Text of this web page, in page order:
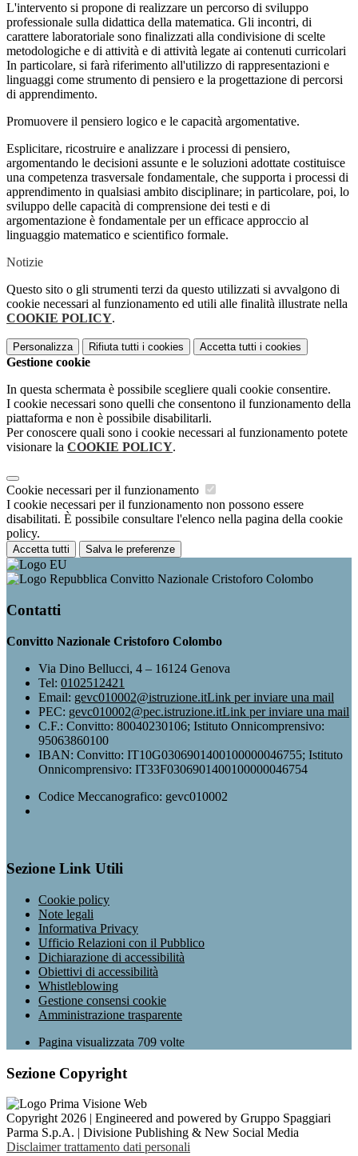
L'intervento si propone di realizzare un percorso di sviluppo
professionale sulla didattica della matematica. Gli incontri, di
carattere laboratoriale sono finalizzati alla condivisione di scelte
metodologiche e di attività e di attività legate ai contenuti curricolari
In particolare, si farà riferimento all'utilizzo di rappresentazioni e
linguaggi come strumento di pensiero e la progettazione di percorsi
di apprendimento.
Promuovere il pensiero logico e le capacità argomentative.
Esplicitare, ricostruire e analizzare i processi di pensiero,
argomentando le decisioni assunte e le soluzioni adottate costituisce
una competenza trasversale fondamentale, che supporta i processi di
apprendimento in qualsiasi ambito disciplinare; in particolare, poi, lo
sviluppo delle capacità di comprensione dei testi e di
argomentazione è fondamentale per un efficace approccio al
linguaggio matematico e scientifico formale.
Notizie
Questo sito o gli strumenti terzi da questo utilizzati si avvalgono di
cookie necessari al funzionamento ed utili alle finalità illustrate nella
COOKIE POLICY.
Personalizza Rifiuta tutti i cookies Accetta tutti i cookies
Gestione cookie
In questa schermata è possibile scegliere quali cookie consentire.
I cookie necessari sono quelli che consentono il funzionamento della
piattaforma e non è possibile disabilitarli.
Per conoscere quali sono i cookie necessari al funzionamento potete
visionare la COOKIE POLICY.
Cookie necessari per il funzionamento
I cookie necessari per il funzionamento non possono essere
disabilitati. È possibile consultare l'elenco nella pagina della cookie
policy.
Accetta tutti Salva le preferenze
Convitto Nazionale Cristoforo Colombo
Contatti
Convitto Nazionale Cristoforo Colombo
Via Dino Bellucci, 4 – 16124 Genova
Tel: 0102512421
Email: gevc010002@istruzione.itLink per inviare una mail
PEC: gevc010002@pec.istruzione.itLink per inviare una mail
C.F.: Convitto: 80040230106; Istituto Onnicomprensivo:
95063860100
IBAN: Convitto: IT10G0306901400100000046755; Istituto
Onnicomprensivo: IT33F0306901400100000046754
Codice Meccanografico: gevc010002
Sezione Link Utili
Cookie policy
Note legali
Informativa Privacy
Ufficio Relazioni con il Pubblico
Dichiarazione di accessibilità
Obiettivi di accessibilità
Whistleblowing
Gestione consensi cookie
Amministrazione trasparente
Pagina visualizzata 709 volte
Sezione Copyright
Copyright 2026 | Engineered and powered by Gruppo Spaggiari
Parma S.p.A. | Divisione Publishing & New Social Media
Disclaimer trattamento dati personali